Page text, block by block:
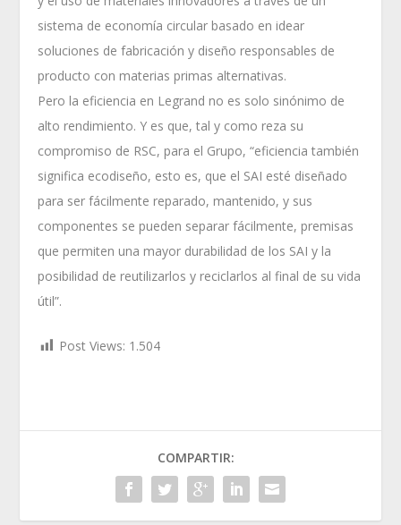
sistema de economía circular basado en idear
soluciones de fabricación y diseño responsables de
producto con materias primas alternativas.
Pero la eficiencia en Legrand no es solo sinónimo de
alto rendimiento. Y es que, tal y como reza su
compromiso de RSC, para el Grupo, “eficiencia también
significa ecodiseño, esto es, que el SAI esté diseñado
para ser fácilmente reparado, mantenido, y sus
componentes se pueden separar fácilmente, premisas
que permiten una mayor durabilidad de los SAI y la
posibilidad de reutilizarlos y reciclarlos al final de su vida
útil”.
Post Views: 1.504
COMPARTIR: